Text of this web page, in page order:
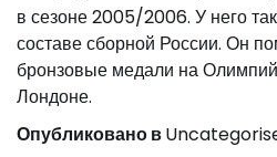
в сезоне 2005/2006. У него
составе сборной России. Он
бронзовые медали на
Лондоне.
Опубликовано в